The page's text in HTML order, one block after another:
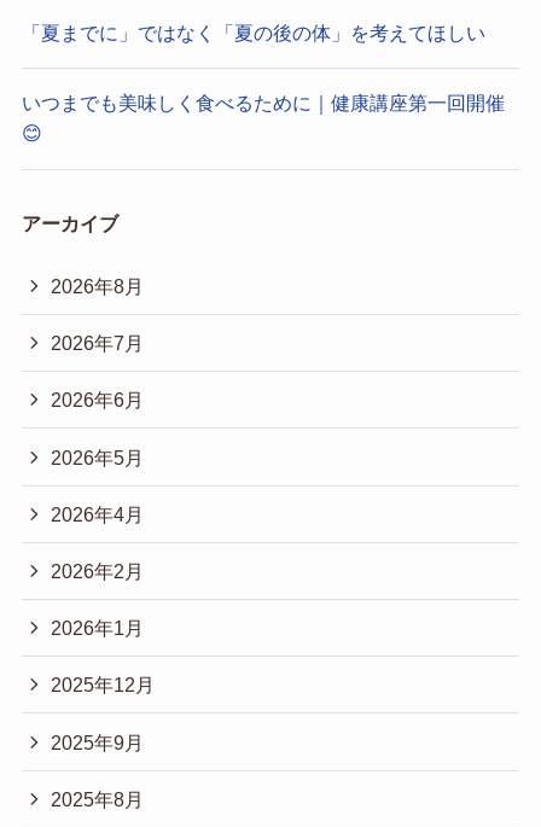
「夏までに」ではなく「夏の後の体」を考えてほしい
いつまでも美味しく食べるために｜健康講座第一回開催
😊
アーカイブ
2026年8月
2026年7月
2026年6月
2026年5月
2026年4月
2026年2月
2026年1月
2025年12月
2025年9月
2025年8月